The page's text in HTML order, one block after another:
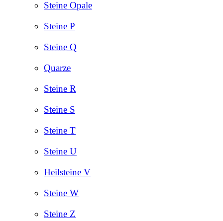
Steine Opale
Steine P
Steine Q
Quarze
Steine R
Steine S
Steine T
Steine U
Heilsteine V
Steine W
Steine Z